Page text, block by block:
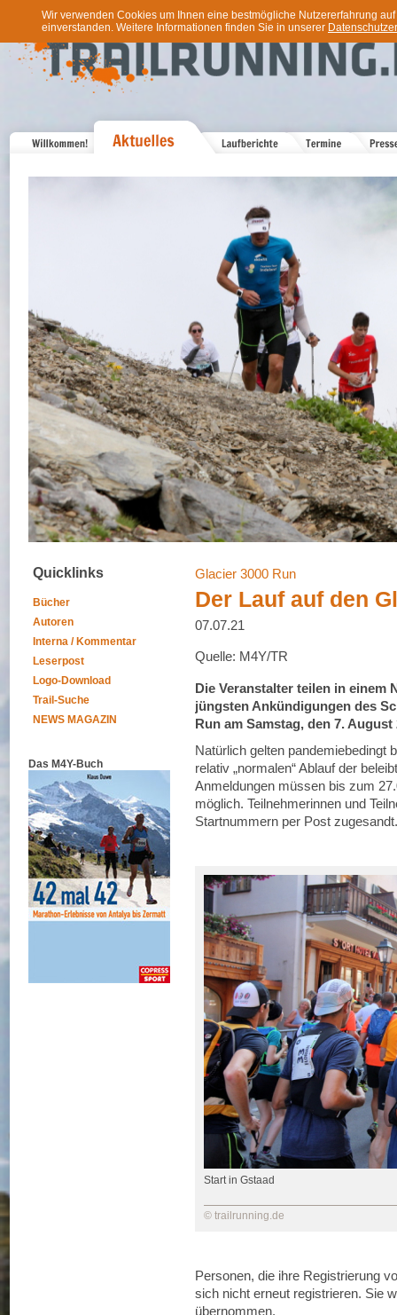
Wir verwenden Cookies um Ihnen eine bestmögliche Nutzererfahrung
einverstanden. Weitere Informationen finden Sie in unserer
Quicklinks
Bücher
Autoren
Interna / Kommentar
Leserpost
Logo-Download
Trail-Suche
NEWS MAGAZIN
Das M4Y-Buch
Glacier 3000 Run
Der Lauf auf den
07.07.21
Quelle: M4Y/TR
Die Veranstalter teilen in
jüngsten Ankündigungen des
Run am Samstag, den 7.
Natürlich gelten pandemiebedingt
relativ „normalen“ Ablauf der
Anmeldungen müssen bis zum
möglich. Teilnehmerinnen und
Startnummern per Post zugesandt.
Start in Gstaad
© trailrunning.de
Personen, die ihre Registrierung
sich nicht erneut registrieren. Sie
übernommen.